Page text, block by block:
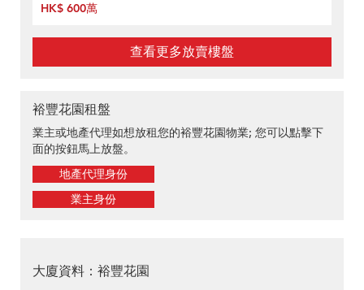
HK$ 600萬
查看更多放賣樓盤
裕豐花園租盤
業主或地產代理如想放租您的裕豐花園物業; 您可以點擊下
面的按鈕馬上放盤。
地產代理身份
業主身份
大廈資料：裕豐花園